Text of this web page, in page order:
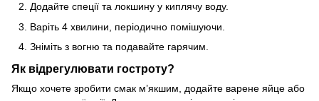
Додайте спеції та локшину у киплячу воду.
Варіть 4 хвилини, періодично помішуючи.
Зніміть з вогню та подавайте гарячим.
Як відрегулювати гостроту?
Якщо хочете зробити смак м’якшим, додайте варене яйце або